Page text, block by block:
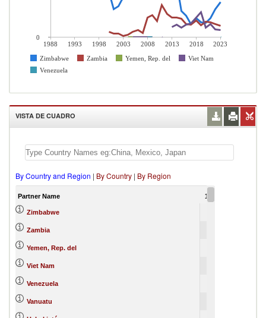
1988 1993 1998 2003 2008 2013 2018
2023
Zimbabwe
Zambia Yemen, Rep. del
Viet Nam
Venezuela
0
VISTA DE CUADRO
By Country and Region | By Country | By Region
Partner Name 1988
Zimbabwe
Zambia
Yemen, Rep. del
Viet Nam
Venezuela
Vanuatu